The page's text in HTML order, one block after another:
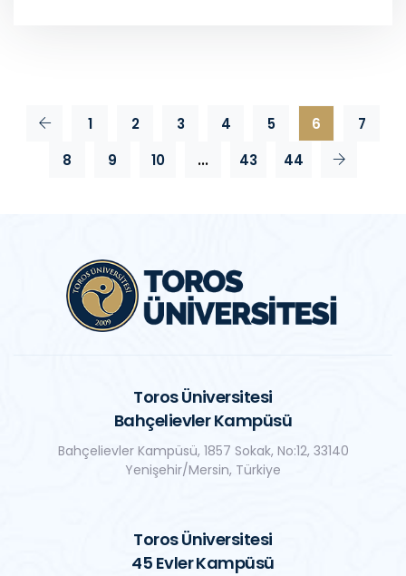
1 2 3 4 5 6
7
8
9 10 ... 43 44
Toros Üniversitesi
Bahçelievler Kampüsü
Bahçelievler Kampüsü, 1857 Sokak, No:12, 33140
Yenişehir/Mersin, Türkiye
Toros Üniversitesi
45 Evler Kampüsü